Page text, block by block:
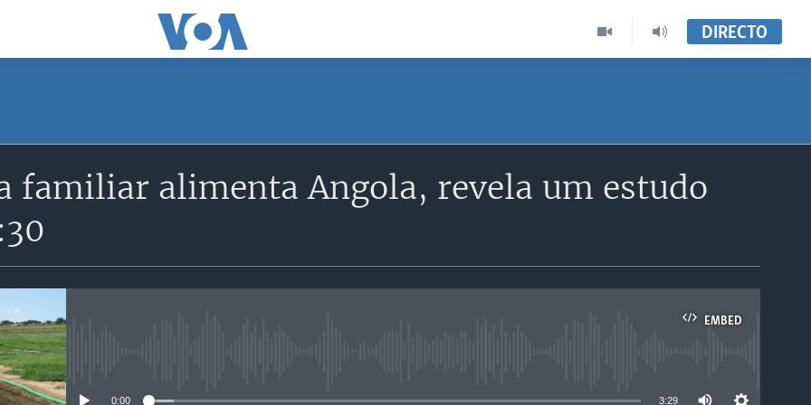
DIRECTO
familiar alimenta Angola, revela um estudo
EMBED
0:00 3:29